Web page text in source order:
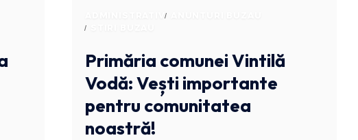
ADMINISTRATIV
Primăria comunei Vintilă
Vodă: Vești importante
pentru comunitatea
noastră!